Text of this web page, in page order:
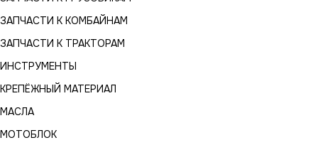
ЗАПЧАСТИ К КОМБАЙНАМ
ЗАПЧАСТИ К ТРАКТОРАМ
ИНСТРУМЕНТЫ
КРЕПЁЖНЫЙ МАТЕРИАЛ
МАСЛА
МОТОБЛОК